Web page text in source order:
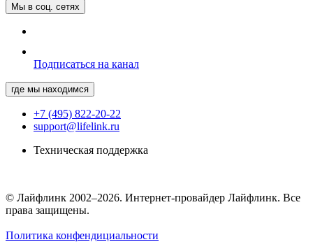
Мы в соц. сетях
Подписаться на канал
где мы находимся
+7 (495) 822-20-22
support@lifelink.ru
Техническая поддержка
© Лайфлинк 2002–2026. Интернет-провайдер Лайфлинк. Все
права защищены.
Политика конфендициальности